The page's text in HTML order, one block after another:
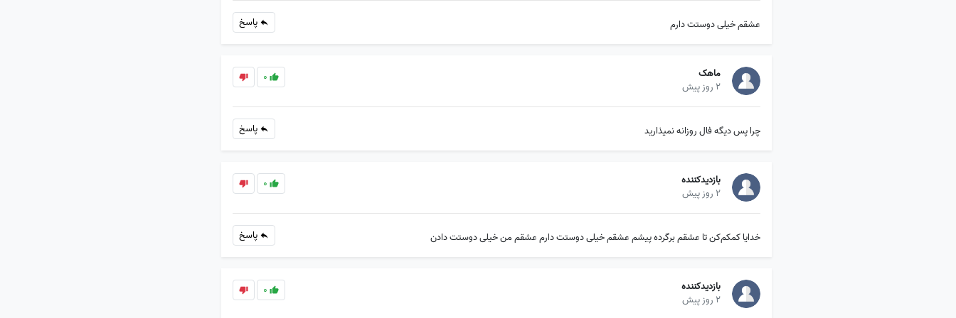
عشقم خیلی دوستت دارم پاسخ
ماهک
2 روز پیش
0
چرا پس دیگه فال روزانه نمیذارید پاسخ
بازدیدکننده
2 روز پیش
0
خدایا کمکم‌کن تا عشقم برگرده پیشم عشقم خیلی دوستت دارم عشقم من خیلی دوستت دادن پاسخ
بازدیدکننده
2 روز پیش
0